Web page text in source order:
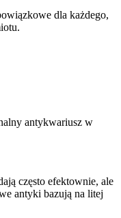
dla każdego,
antykwariusz w
często efektownie, ale
antyki bazują na litej